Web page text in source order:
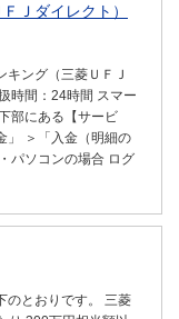
Ｊダイレクト）
キング（三菱ＵＦＪ
時間：24時間 スマー
部にある【サービ
」 ＞「入金（明細の
パソコンの場合 ログ
のとおりです。 三菱